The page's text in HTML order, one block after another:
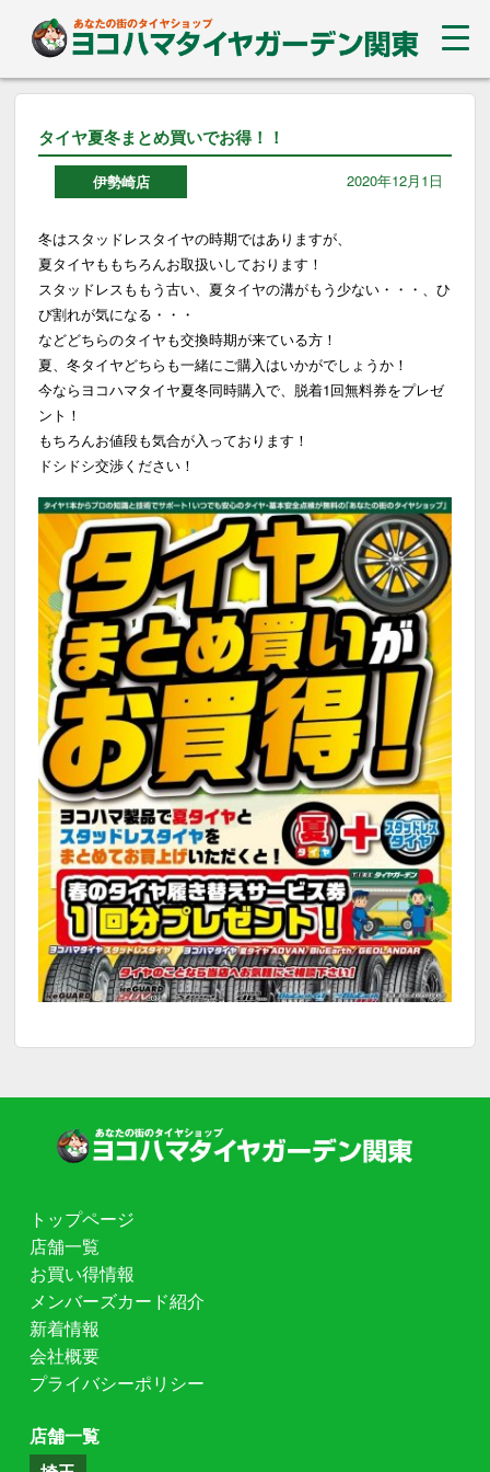
タイヤ夏冬まとめ買いでお得！！
伊勢崎店 2020年12月1日
冬はスタッドレスタイヤの時期ではありますが、
夏タイヤももちろんお取扱いしております！
スタッドレスももう古い、夏タイヤの溝がもう少ない・・・、ひ
び割れが気になる・・・
などどちらのタイヤも交換時期が来ている方！
夏、冬タイヤどちらも一緒にご購入はいかがでしょうか！
今ならヨコハマタイヤ夏冬同時購入で、脱着1回無料券をプレゼ
ント！
もちろんお値段も気合が入っております！
ドシドシ交渉ください！
トップページ
店舗一覧
お買い得情報
メンバーズカード紹介
新着情報
会社概要
プライバシーポリシー
店舗一覧